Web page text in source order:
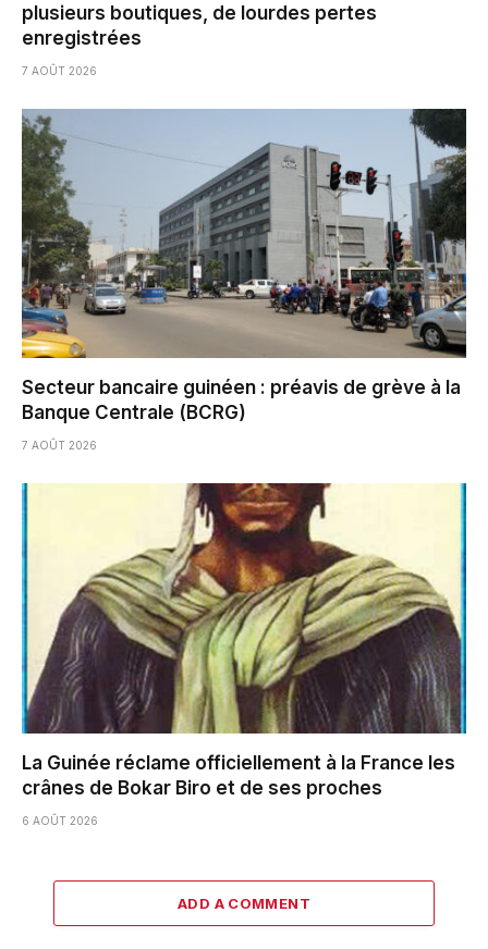
plusieurs boutiques, de lourdes pertes
enregistrées
7 AOÛT 2026
Secteur bancaire guinéen : préavis de grève à la
Banque Centrale (BCRG)
7 AOÛT 2026
La Guinée réclame officiellement à la France les
crânes de Bokar Biro et de ses proches
6 AOÛT 2026
ADD A COMMENT